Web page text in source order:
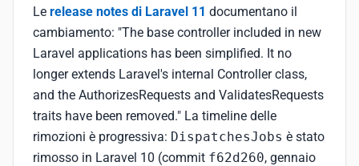
Le release notes di Laravel 11 documentano il
cambiamento: "The base controller included in new
Laravel applications has been simplified. It no
longer extends Laravel's internal Controller class,
and the AuthorizesRequests and ValidatesRequests
traits have been removed." La timeline delle
rimozioni è progressiva: DispatchesJobs è stato
rimosso in Laravel 10 (commit f62d260, gennaio